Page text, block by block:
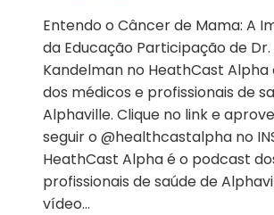
Entendo o Câncer de Mama: A
da Educação Participação de
Kandelman no HeathCast
dos médicos e profissionais de
Alphaville. Clique no link e
seguir o @healthcastalpha no
HeathCast Alpha é o podcast
profissionais de saúde de
vídeo…